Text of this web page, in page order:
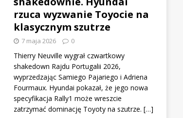
rzuca wyzwanie Toyocie na
klasycznym szutrze
7 maja 2026 0
Thierry Neuville wygrał czwartkowy
shakedown Rajdu Portugalii 2026,
wyprzedzając Samiego Pajariego i Adriena
Fourmaux. Hyundai pokazał, że jego nowa
specyfikacja Rally1 może wreszcie
zatrzymać dominację Toyoty na szutrze. […]